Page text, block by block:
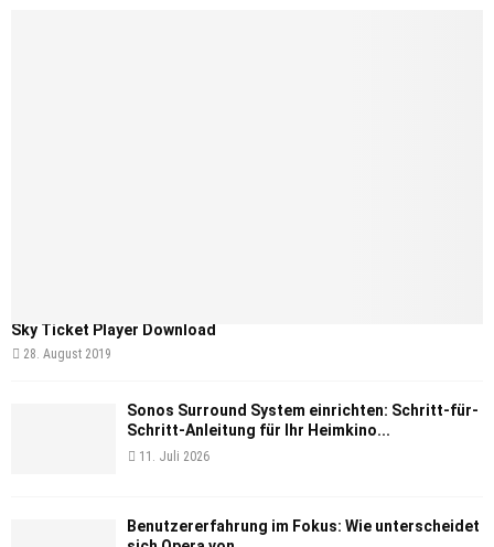
Sky Ticket Player Download
28. August 2019
Sonos Surround System einrichten: Schritt-für-
Schritt-Anleitung für Ihr Heimkino...
11. Juli 2026
Benutzererfahrung im Fokus: Wie unterscheidet